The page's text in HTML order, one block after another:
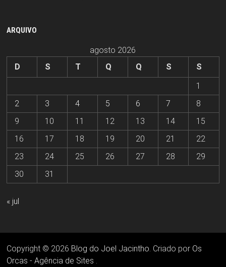
ARQUIVO
agosto 2026
D
S T Q Q S
S
1
2
3 4 5 6 7
8
9
10 11 12 13 14
15
16
17 18 19 20 21
22
23
24 25 26 27 28
29
30
31
« jul
Copyright © 2026 Blog do Joel Jacintho . Criado por Os
Orcas - Agência de Sites